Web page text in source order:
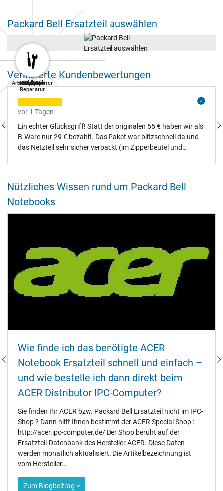
Packard Bell Ersatzteil auswählen
Akkus
Tastatur
Netzteil
Lüfter
Display
Festplatten
Arbeitsspeicher
Notebook
Reparatur
Verifizierte Kundenbewertungen
vor 1 Tagen
Ein echter Glücksgriff! Statt der originalen 55 € haben wir als
B-Ware nur 29 € bezahlt. Das Paket war blitzschnell da und
das Netzteil sehr sicher verpackt (im Zipperbeutel und
einzigen Kratzer. Dass die Originalverpackung fehlt, stört uns
überhaupt nicht – die wäre ohnehin im Altpapier gelandet.
Nützliches Wissen rund um Packard Bell
Notebooks
Wie finde ich das benötigte ACER
Notebook Ersatzteil schnell und einfach –
und wie bestelle ich dann direkt beim
ACER Distributor IPC-Computer?
Sie finden Ihr ACER bzw. Packard Bell Ersatzteil nicht im IPC-
Shop ? Dann hilft Ihnen bestimmt der ACER Special Shop :
http://acer.ipc-computer.de/ Der Shop beruht auf der
Ersatzteil-Datenbank des Hersteller ACER. Diese Daten
werden monatlich aktualisiert. Die Artikelbezeichnung ist
vom Hersteller…
Zum Blogbeitrag >